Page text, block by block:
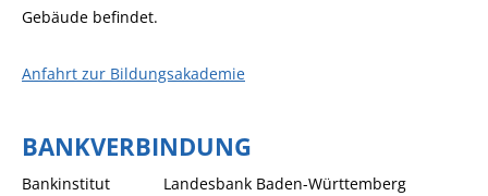
Gebäude befindet.
Anfahrt zur Bildungsakademie
BANKVERBINDUNG
Bankinstitut Landesbank Baden-Württemberg